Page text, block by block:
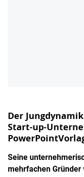
Der
Start-up-
Seine
mehrfachen